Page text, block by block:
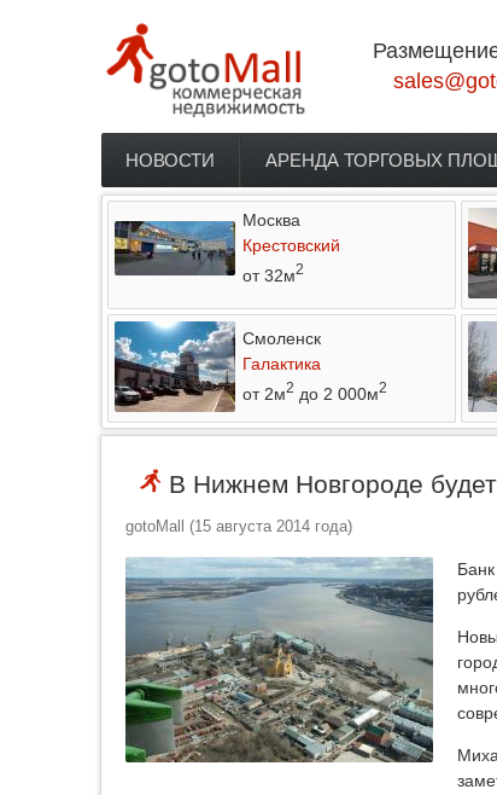
Главное меню
НОВОСТИ АРЕНДА ТОРГОВЫХ
Москва
Крестовский
от 32м2
Смоленск
Галактика
от 2м2 до 2 000м2
В Нижнем Новгороде
gotoMall (15 августа 2014 года)